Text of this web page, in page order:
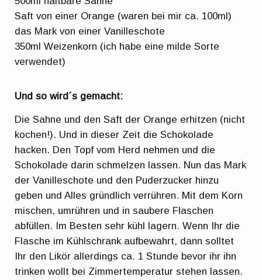
Saft von einer Orange (waren bei mir ca. 100ml)
das Mark von einer Vanilleschote
350ml Weizenkorn (ich habe eine milde Sorte
verwendet)
Und so wird´s gemacht:
Die Sahne und den Saft der Orange erhitzen (nicht
kochen!). Und in dieser Zeit die Schokolade
hacken. Den Topf vom Herd nehmen und die
Schokolade darin schmelzen lassen. Nun das Mark
der Vanilleschote und den Puderzucker hinzu
geben und Alles gründlich verrühren. Mit dem Korn
mischen, umrühren und in saubere Flaschen
abfüllen. Im Besten sehr kühl lagern. Wenn Ihr die
Flasche im Kühlschrank aufbewahrt, dann solltet
Ihr den Likör allerdings ca. 1 Stunde bevor ihr ihn
trinken wollt bei Zimmertemperatur stehen lassen.